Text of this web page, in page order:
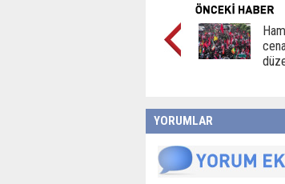
YORUMLAR